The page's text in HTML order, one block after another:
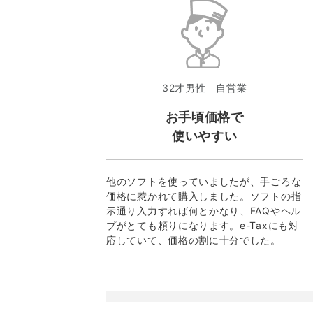
32才男性 自営業
お手頃価格で
使いやすい
他のソフトを使っていましたが、手ごろな
価格に惹かれて購入しました。ソフトの指
示通り入力すれば何とかなり、FAQやヘル
プがとても頼りになります。e-Taxにも対
応していて、価格の割に十分でした。